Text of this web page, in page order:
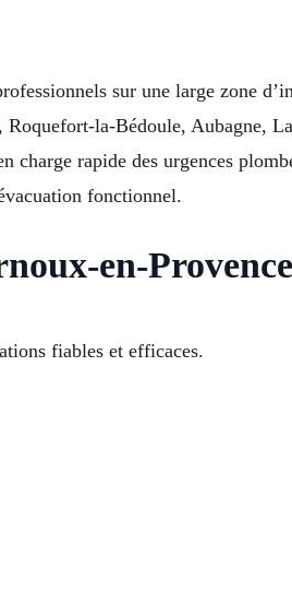
sur une large zone
Roquefort-la-Bédoule, Aubagne,
charge rapide des urgences
fonctionnel.
en-Provence
fiables et efficaces.